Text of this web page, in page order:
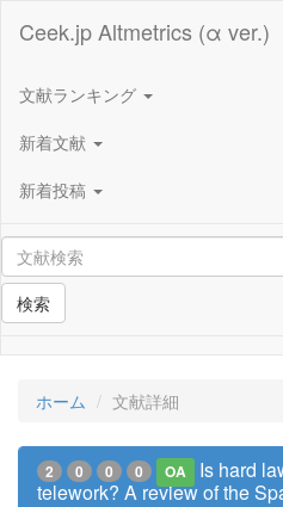
Ceek.jp Altmetrics (α ver.)
文献ランキング
新着文献
新着投稿
検索
ホーム 文献詳細
2 0 0 0 OA
Is hard
telework? A review of the